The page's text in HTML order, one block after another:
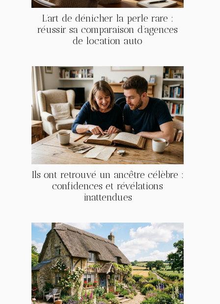
L’art de dénicher la perle rare :
réussir sa comparaison d’agences
de location auto
Ils ont retrouvé un ancêtre célèbre :
confidences et révélations
inattendues